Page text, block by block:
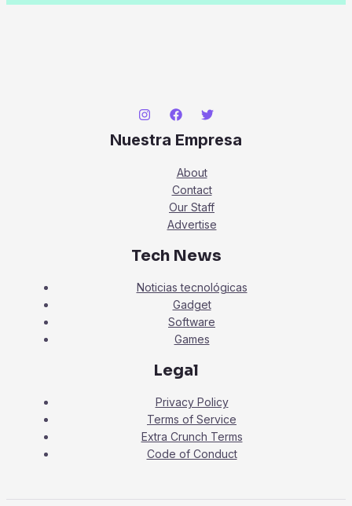
Nuestra Empresa
About
Contact
Our Staff
Advertise
Tech News
Noticias tecnológicas
Gadget
Software
Games
Legal
Privacy Policy
Terms of Service
Extra Crunch Terms
Code of Conduct